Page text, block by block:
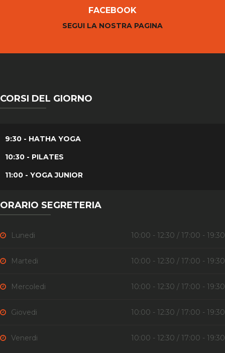
FACEBOOK
SEGUI LA NOSTRA PAGINA
CORSI DEL GIORNO
9:30 - HATHA YOGA
10:30 - PILATES
11:00 - YOGA JUNIOR
ORARIO SEGRETERIA
Lunedi 10:00 - 12:30 / 17:00 - 19:30
Martedi 10:00 - 12:30 / 17:00 - 19:30
Mercoledi 10:00 - 12:30 / 17:00 - 19:30
Giovedi 10:00 - 12:30 / 17:00 - 19:30
Venerdi 10:00 - 12:30 / 17:00 - 19:30